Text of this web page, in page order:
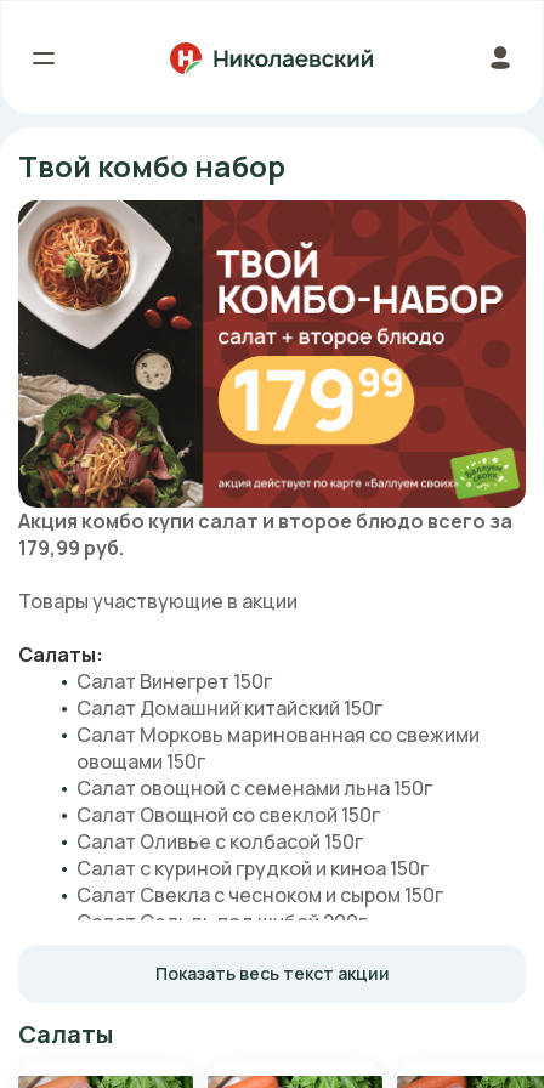
Твой комбо набор
Акция комбо купи салат и второе блюдо всего за
179,99 руб.
Товары участвующие в акции
Салаты:
Салат Винегрет 150г
Салат Домашний китайский 150г
Салат Морковь маринованная со свежими
овощами 150г
Салат овощной с семенами льна 150г
Салат Овощной со свеклой 150г
Салат Оливье с колбасой 150г
Салат с куриной грудкой и киноа 150г
Салат Свекла с чесноком и сыром 150г
Салат Сельдь под шубой 200г
Салат фунчоза по-корейски 150г
Бефстроганов из свинины с перловкой 200г
Показать весь текст акции
Салаты